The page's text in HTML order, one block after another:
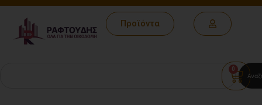
Προϊόντα
0